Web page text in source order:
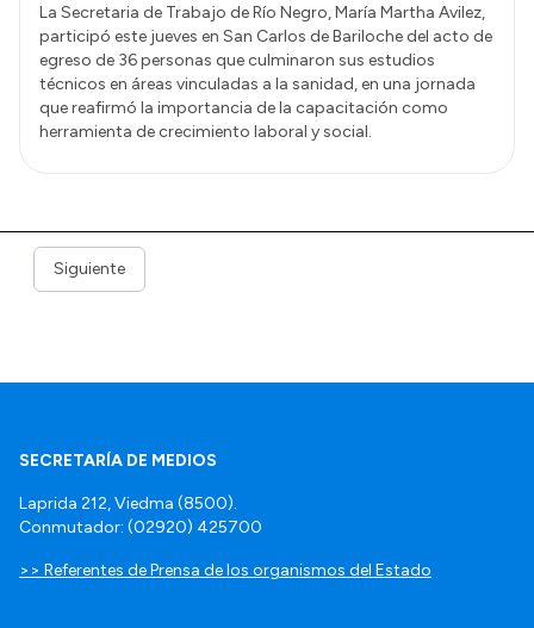
La Secretaria de Trabajo de Río Negro, María Martha Avilez,
participó este jueves en San Carlos de Bariloche del acto de
egreso de 36 personas que culminaron sus estudios
técnicos en áreas vinculadas a la sanidad, en una jornada
que reafirmó la importancia de la capacitación como
herramienta de crecimiento laboral y social.
Siguiente
SECRETARÍA DE MEDIOS
Laprida 212, Viedma (8500).
Conmutador: (02920) 425700
>> Referentes de Prensa de los organismos del Estado